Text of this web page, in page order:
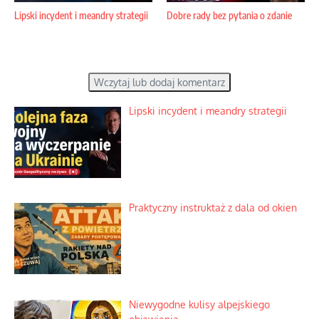
Lipski incydent i meandry strategii Dobre rady bez pytania o zdanie
Wczytaj lub dodaj komentarz
Lipski incydent i meandry strategii
Praktyczny instruktaż z dala od okien
Niewygodne kulisy alpejskiego